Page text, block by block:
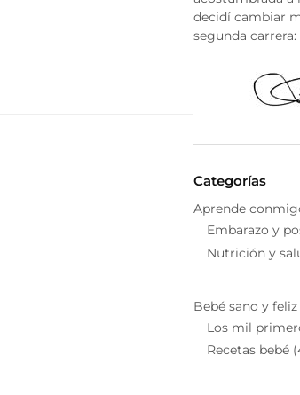
decidí cambiar
segunda
Categorías
Aprende
Embarazo y
Nutrición y
Bebé sano y feliz
Los mil
Recetas bebé